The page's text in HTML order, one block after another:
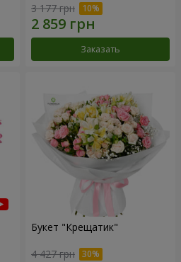
3 177 грн
Заказать
Букет "Крещатик"
4 427 грн